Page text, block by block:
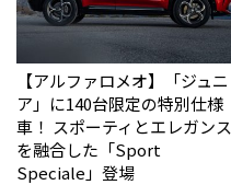
【アルファロメオ】「ジュニ
ア」に140台限定の特別仕様
車！ スポーティとエレガンス
を融合した「Sport
Speciale」登場